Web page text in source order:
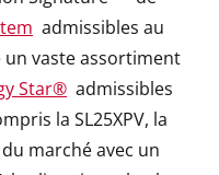
admissibles au
un vaste assortiment
Star® admissibles
la SL25XPV, la
marché avec un